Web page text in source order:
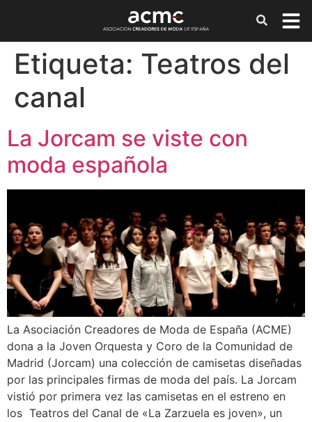
Etiqueta: Teatros del
canal
La Jorcam se viste con
moda española
La Asociación Creadores de Moda de España (ACME)
dona a la Joven Orquesta y Coro de la Comunidad de
Madrid (Jorcam) una colección de camisetas diseñadas
por las principales firmas de moda del país. La Jorcam
vistió por primera vez las camisetas en el estreno en
los Teatros del Canal de «La Zarzuela es joven», un